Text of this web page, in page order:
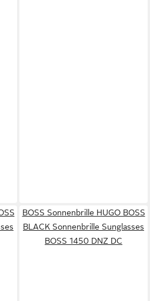
BOSS Sonnenbrille HUGO BOSS
BLACK Sonnenbrille Sunglasses
BOSS 1450 DNZ DC